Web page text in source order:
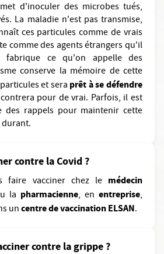
d'inoculer des microbes tués,
La maladie n'est pas transmise,
ces particules comme de vrais
comme des agents étrangers qu'il
ce qu'on appelle des
conserve la mémoire de cette
et sera prêt à se défendre
pour de vrai. Parfois, il est
des rappels pour maintenir cette
durant.
contre la Covid ?
faire vacciner chez le médecin
la pharmacienne, en entreprise,
uncentre de vaccination ELSAN.
contre la grippe ?